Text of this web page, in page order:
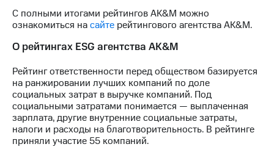
С полными итогами рейтингов AK&M можно
ознакомиться насайте рейтингового агентства AK&M.
О рейтингах ESG агентства AK&M
Рейтинг ответственности перед обществом базируется
на ранжировании лучших компаний по доле
социальных затрат в выручке компаний. Под
социальными затратами понимается — выплаченная
зарплата, другие внутренние социальные затраты,
налоги и расходы на благотворительность. В рейтинге
приняли участие 55 компаний.